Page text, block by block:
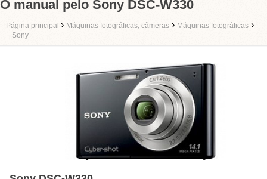
O manual pelo Sony DSC-W330
Página principal › Máquinas fotográficas, câmeras › Máquinas fotográficas ›
Sony